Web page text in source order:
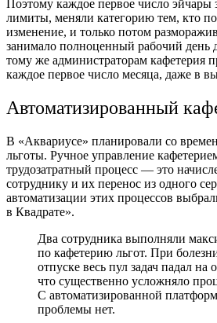
Поэтому каждое первое число эйчары
лимиты, меняли категорию тем, кто
изменение, и только потом
занимало полноценный рабочий день
тому же администраторам кафетерия
каждое первое число месяца, даже в
Автоматизированный
В «Аквариусе» планировали со
льготы. Ручное управление
трудозатратный процесс — это
сотруднику и их перенос из одного
автоматизации этих процессов
в Квадрате».
Два сотрудника выполняли
по кафетерию льгот. При
отпуске весь пул задач падал на
что существенно усложняло
С автоматизированной
проблемы нет.